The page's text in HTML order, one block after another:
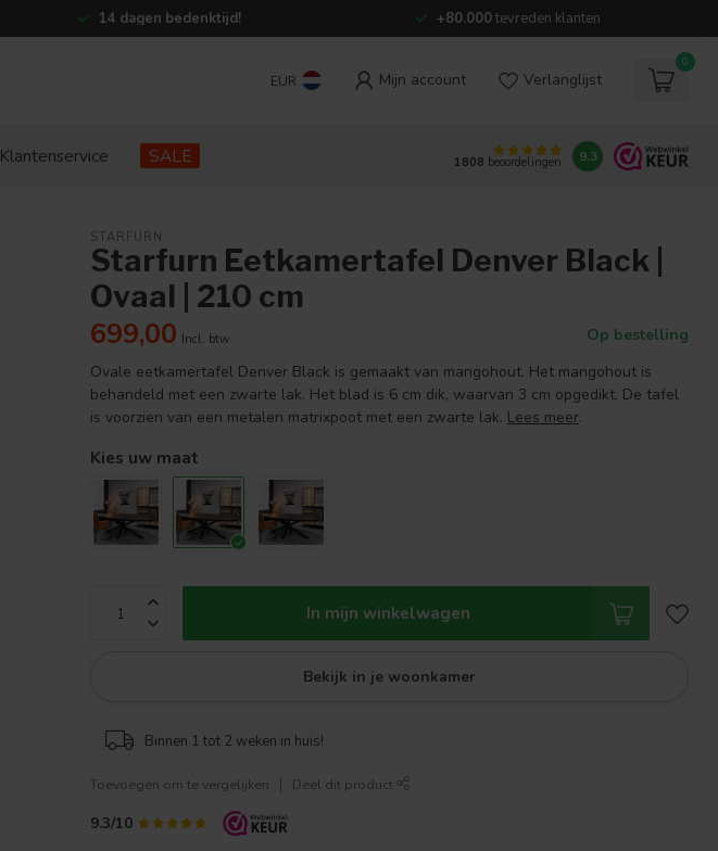
14 dagen bedenktijd! +80.000tevreden klanten
EUR Mijn account Verlanglijst
0
Klantenservice SALE 1808 beoordelingen 9.3
STARFURN
Starfurn Eetkamertafel Denver Black |
Ovaal | 210 cm
699,00 Incl. btw
Op bestelling
Ovale eetkamertafel Denver Black is gemaakt van mangohout. Het mangohout is
behandeld met een zwarte lak. Het blad is 6 cm dik, waarvan 3 cm opgedikt. De tafel
is voorzien van een metalen matrixpoot met een zwarte lak. Lees meer.
Kies uw maat
In mijn winkelwagen
Bekijk in je woonkamer
Binnen 1 tot 2 weken in huis!
Toevoegen om te vergelijken Deel dit product
9.3/10